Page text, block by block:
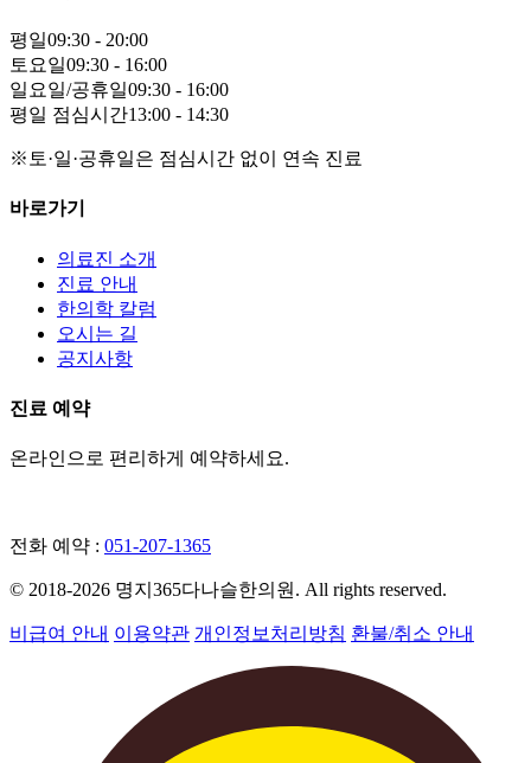
평일09:30 - 20:00
토요일09:30 - 16:00
일요일/공휴일09:30 - 16:00
평일 점심시간13:00 - 14:30
※토·일·공휴일은 점심시간 없이 연속 진료
바로가기
의료진 소개
진료 안내
한의학 칼럼
오시는 길
공지사항
진료 예약
온라인으로 편리하게 예약하세요.
전화 예약 : 051-207-1365
© 2018-2026 명지365다나슬한의원. All rights reserved.
비급여 안내 이용약관 개인정보처리방침 환불/취소 안내